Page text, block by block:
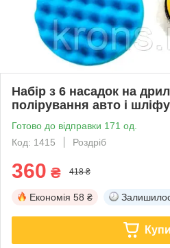
Набір з 6 насадок на
полірування авто і
Готово до відправки 171 од.
Код: 1415
Роздріб
360 ₴ 418 ₴
Економія 58 ₴